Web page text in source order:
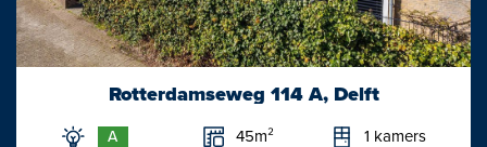
Rotterdamseweg 114 A, Delft
A 45m² 1 kamers